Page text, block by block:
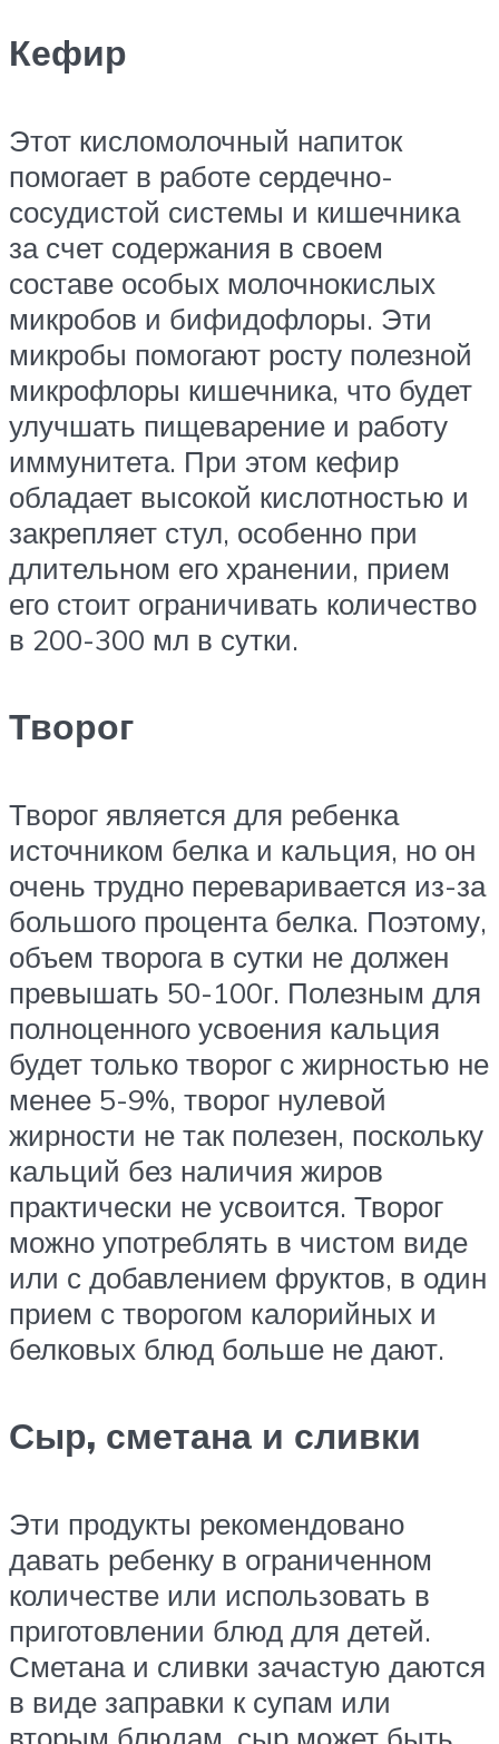
Кефир
Этот кисломолочный напиток
помогает в работе сердечно-
сосудистой системы и кишечника
за счет содержания в своем
составе особых молочнокислых
микробов и бифидофлоры. Эти
микробы помогают росту полезной
микрофлоры кишечника, что будет
улучшать пищеварение и работу
иммунитета. При этом кефир
обладает высокой кислотностью и
закрепляет стул, особенно при
длительном его хранении, прием
его стоит ограничивать количество
в 200-300 мл в сутки.
Творог
Творог является для ребенка
источником белка и кальция, но он
очень трудно переваривается из-за
большого процента белка. Поэтому,
объем творога в сутки не должен
превышать 50-100г. Полезным для
полноценного усвоения кальция
будет только творог с жирностью не
менее 5-9%, творог нулевой
жирности не так полезен, поскольку
кальций без наличия жиров
практически не усвоится. Творог
можно употреблять в чистом виде
или с добавлением фруктов, в один
прием с творогом калорийных и
белковых блюд больше не дают.
Сыр, сметана и сливки
Эти продукты рекомендовано
давать ребенку в ограниченном
количестве или использовать в
приготовлении блюд для детей.
Сметана и сливки зачастую даются
в виде заправки к супам или